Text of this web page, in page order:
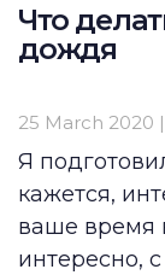
Что
дождя
25 March 2020 |
Я
кажется,
ваше время
интересно,